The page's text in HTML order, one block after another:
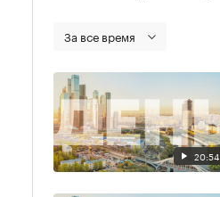
За все время
20:54